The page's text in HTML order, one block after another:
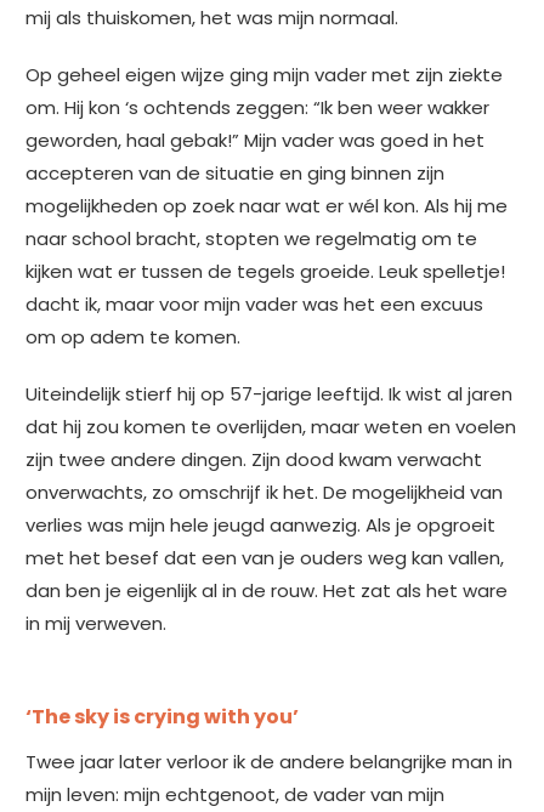
mij als thuiskomen, het was mijn normaal.
Op geheel eigen wijze ging mijn vader met zijn ziekte
om. Hij kon ‘s ochtends zeggen: “Ik ben weer wakker
geworden, haal gebak!” Mijn vader was goed in het
accepteren van de situatie en ging binnen zijn
mogelijkheden op zoek naar wat er wél kon. Als hij me
naar school bracht, stopten we regelmatig om te
kijken wat er tussen de tegels groeide. Leuk spelletje!
dacht ik, maar voor mijn vader was het een excuus
om op adem te komen.
Uiteindelijk stierf hij op 57-jarige leeftijd. Ik wist al jaren
dat hij zou komen te overlijden, maar weten en voelen
zijn twee andere dingen. Zijn dood kwam verwacht
onverwachts, zo omschrijf ik het. De mogelijkheid van
verlies was mijn hele jeugd aanwezig. Als je opgroeit
met het besef dat een van je ouders weg kan vallen,
dan ben je eigenlijk al in de rouw. Het zat als het ware
in mij verweven.
‘The sky is crying with you’
Twee jaar later verloor ik de andere belangrijke man in
mijn leven: mijn echtgenoot, de vader van mijn